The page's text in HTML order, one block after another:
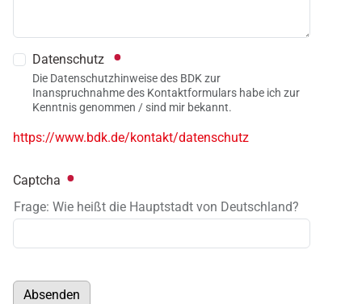
Datenschutz
Die Datenschutzhinweise des BDK zur
Inanspruchnahme des Kontaktformulars habe ich zur
Kenntnis genommen / sind mir bekannt.
https://www.bdk.de/kontakt/datenschutz
Captcha
Frage: Wie heißt die Hauptstadt von Deutschland?
Absenden